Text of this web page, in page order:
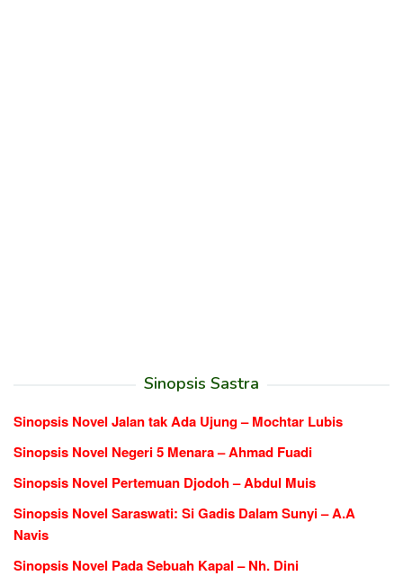
Sinopsis Sastra
Sinopsis Novel Jalan tak Ada Ujung – Mochtar Lubis
Sinopsis Novel Negeri 5 Menara – Ahmad Fuadi
Sinopsis Novel Pertemuan Djodoh – Abdul Muis
Sinopsis Novel Saraswati: Si Gadis Dalam Sunyi – A.A
Navis
Sinopsis Novel Pada Sebuah Kapal – Nh. Dini